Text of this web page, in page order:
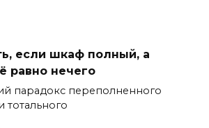
если шкаф полный, а
равно нечего
парадокс переполненного
тотального